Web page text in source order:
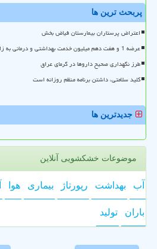
پربحث ترین ها
اعتراض پرستاران بیمارستان فیاض بخش
عرضه 1 و هفت دهم میلیون خدمت بهداشتی و درمانی به زائرین اربعین
طرز نگهداری صحیح داروها در گرمای عراق
کلید سلامتی، داشتن برنامه منظم روزانه است
جدیدترین ها
موضوعات خشکشویی آنلاین
آب بهداشت رپورتاژ بیماری هوا
باران تولید